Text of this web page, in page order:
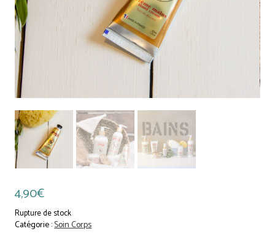
4,90€
Rupture de stock
Catégorie :Soin Corps